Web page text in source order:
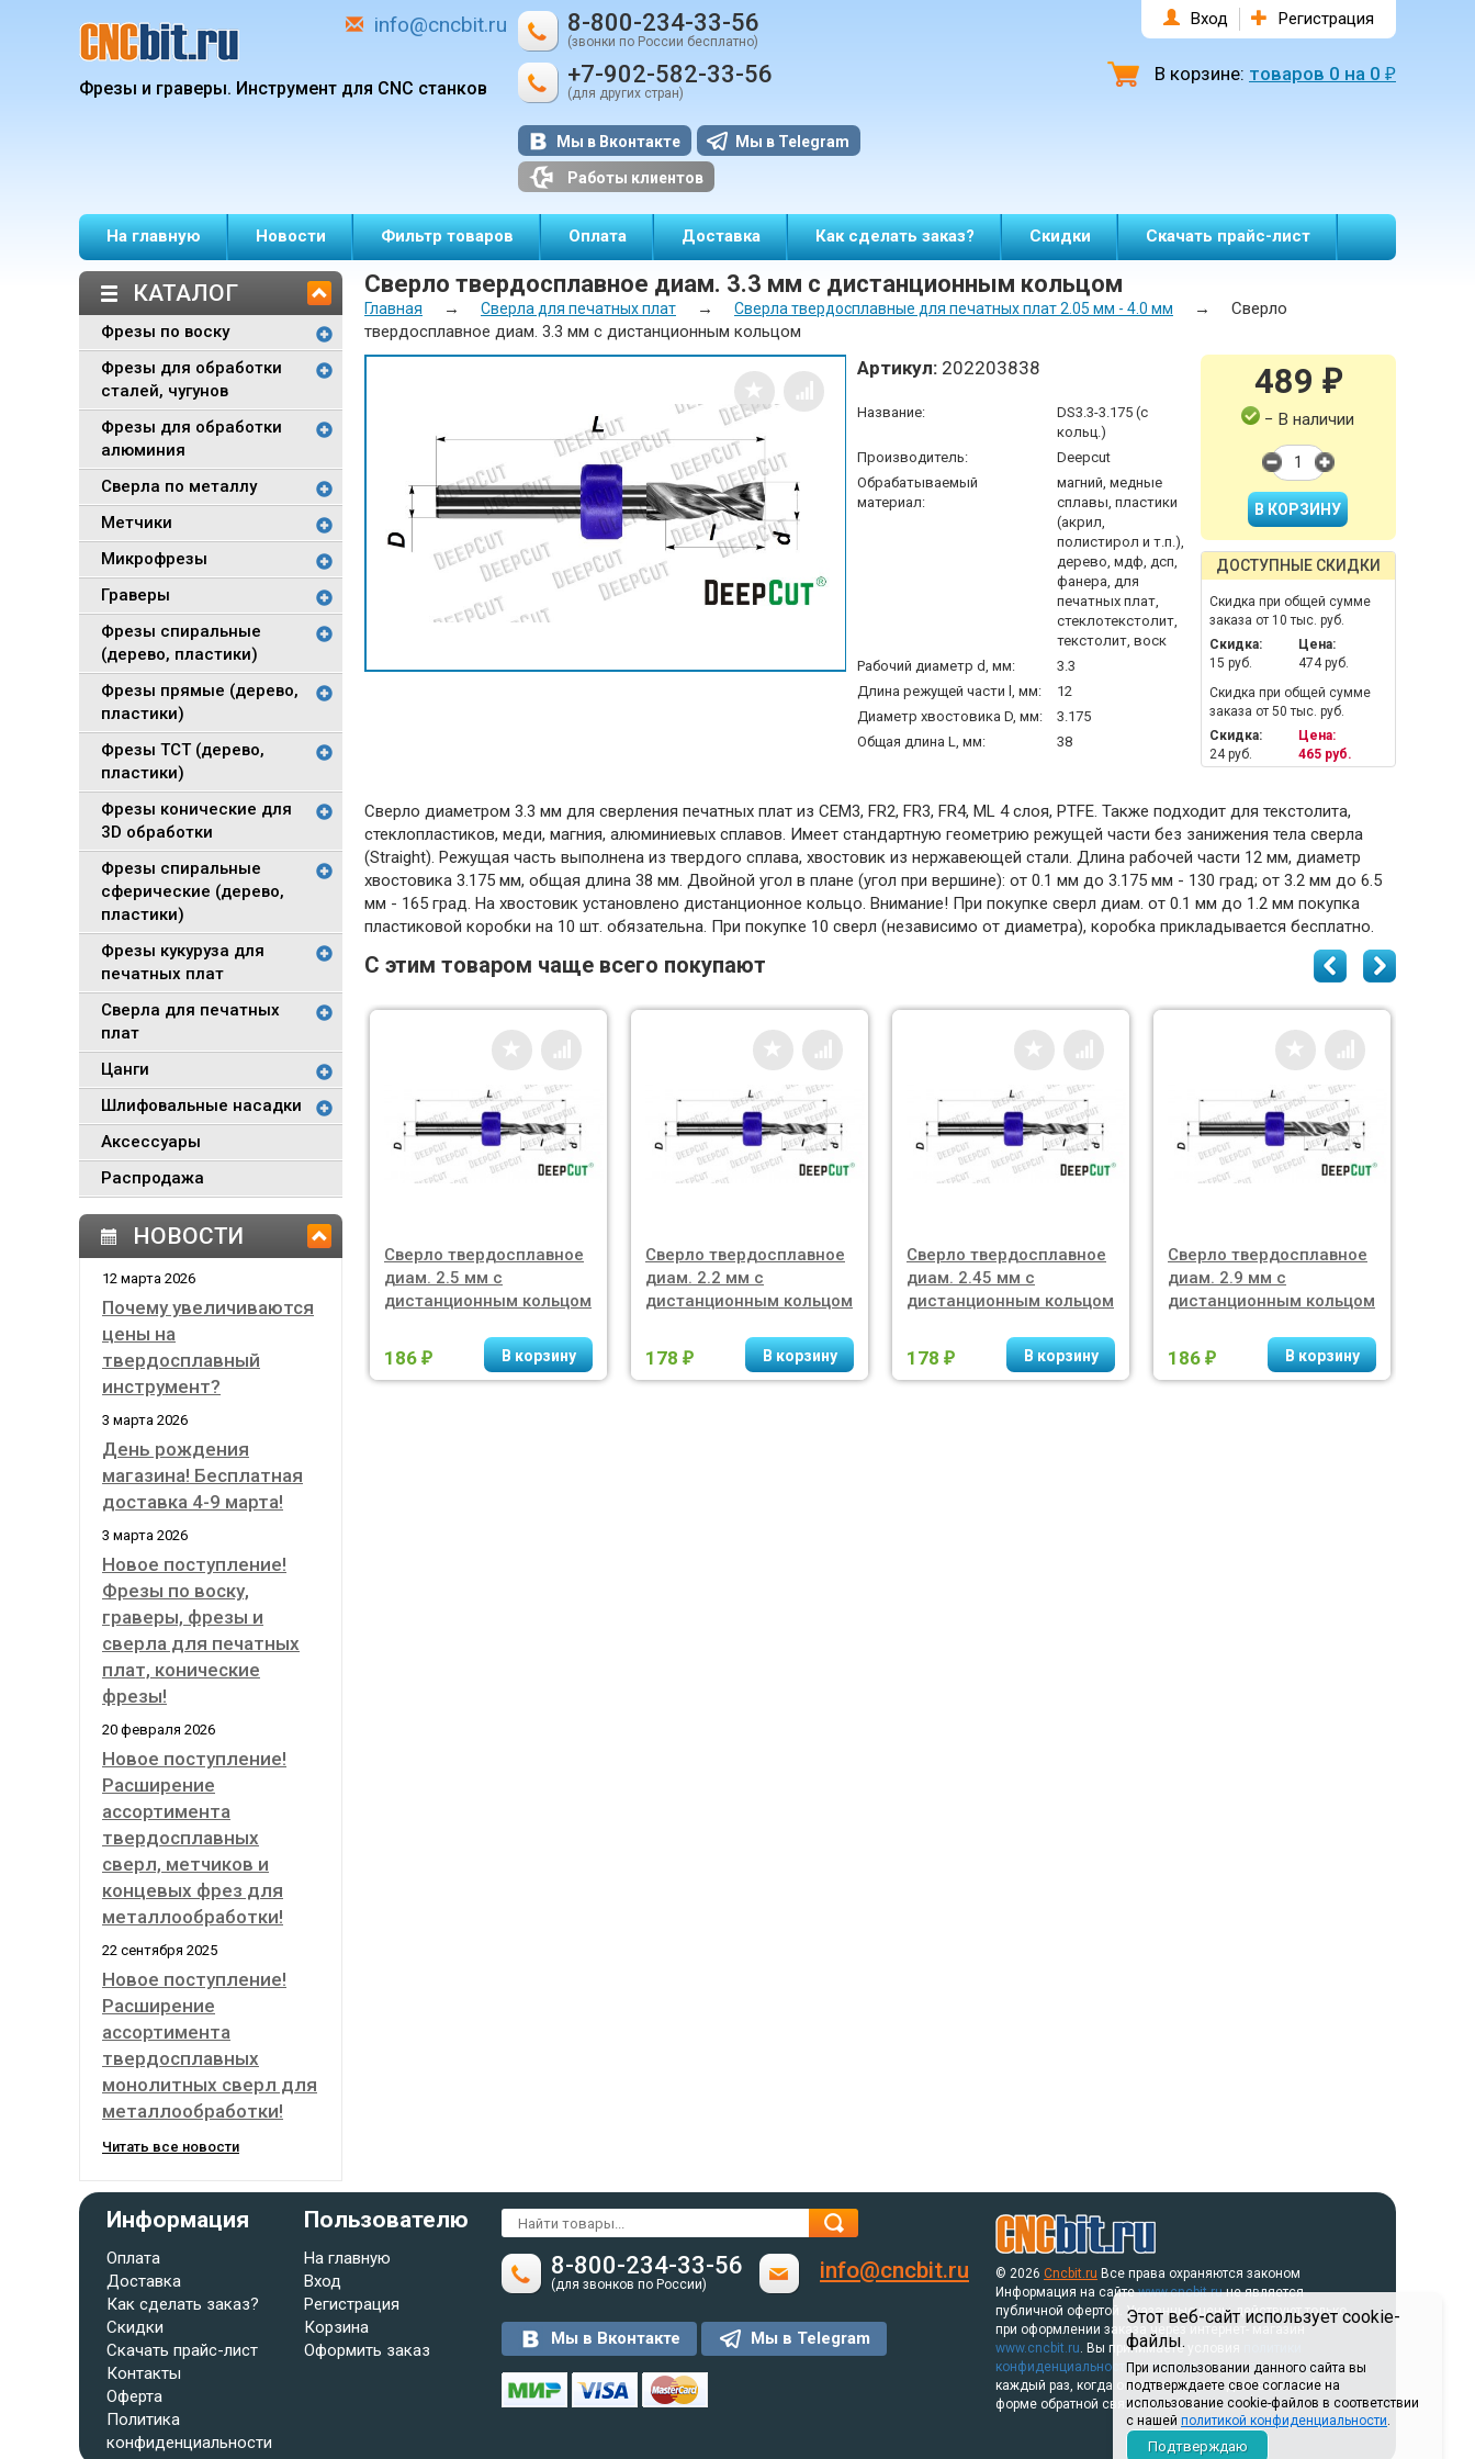
Этот веб-сайт использует cookie-
файлы.
При использовании данного сайта вы
подтверждаете свое согласие на
использование cookie-файлов в соответствии
с нашей политикой конфиденциальности.
Подтверждаю
info@cncbit.ru
Фрезы и граверы. Инструмент для CNC станков
8-800-234-33-56
(звонки по России бесплатно)
+7-902-582-33-56
(для других стран)
Мы в Вконтакте Мы в Telegram
Работы клиентов
Вход Регистрация
В корзине: товаров 0 на 0 ₽
На главную Новости Фильтр товаров Оплата Доставка Как сделать заказ? Скидки Скачать прайс-лист
КАТАЛОГ
Фрезы по воску
Фрезы для обработки
сталей, чугунов
Фрезы для обработки
алюминия
Сверла по металлу
Метчики
Микрофрезы
Граверы
Фрезы спиральные
(дерево, пластики)
Фрезы прямые (дерево,
пластики)
Фрезы TCT (дерево,
пластики)
Фрезы конические для
3D обработки
Фрезы спиральные
сферические (дерево,
пластики)
Фрезы кукуруза для
печатных плат
Сверла для печатных
плат
Цанги
Шлифовальные насадки
Аксессуары
Распродажа
НОВОСТИ
12 марта 2026
Почему увеличиваются
цены на
твердосплавный
инструмент?
3 марта 2026
День рождения
магазина! Бесплатная
доставка 4-9 марта!
3 марта 2026
Новое поступление!
Фрезы по воску,
граверы, фрезы и
сверла для печатных
плат, конические
фрезы!
20 февраля 2026
Новое поступление!
Расширение
ассортимента
твердосплавных
сверл, метчиков и
концевых фрез для
металлообработки!
22 сентября 2025
Новое поступление!
Расширение
ассортимента
твердосплавных
монолитных сверл для
металлообработки!
Читать все новости
Сверло твердосплавное диам. 3.3 мм с дистанционным кольцом
Главная → Сверла для печатных плат → Сверла твердосплавные для печатных плат 2.05 мм - 4.0 мм →
Сверло
твердосплавное диам. 3.3 мм с дистанционным кольцом
Артикул: 202203838
Название:
DS3.3-3.175 (с
кольц.)
Производитель:
Deepcut
Обрабатываемый
материал:
магний, медные
сплавы, пластики
(акрил,
полистирол и т.п.),
дерево, мдф, дсп,
фанера, для
печатных плат,
стеклотекстолит,
текстолит, воск
Рабочий диаметр d, мм:
3.3
Длина режущей части l, мм:
12
Диаметр хвостовика D, мм:
3.175
Общая длина L, мм:
38
489 ₽
− В наличии
ДОСТУПНЫЕ СКИДКИ
Скидка при общей сумме
заказа от 10 тыс. руб.
Скидка:
15 руб.
Цена:
474 руб.
Скидка при общей сумме
заказа от 50 тыс. руб.
Скидка:
24 руб.
Цена:
465 руб.
Сверло диаметром 3.3 мм для сверления печатных плат из CEM3, FR2, FR3, FR4, ML 4 слоя, PTFE. Также подходит для текстолита,
стеклопластиков, меди, магния, алюминиевых сплавов. Имеет стандартную геометрию режущей части без занижения тела сверла
(Straight). Режущая часть выполнена из твердого сплава, хвостовик из нержавеющей стали. Длина рабочей части 12 мм, диаметр
хвостовика 3.175 мм, общая длина 38 мм. Двойной угол в плане (угол при вершине): от 0.1 мм до 3.175 мм - 130 град; от 3.2 мм до 6.5
мм - 165 град. На хвостовик установлено дистанционное кольцо. Внимание! При покупке сверл диам. от 0.1 мм до 1.2 мм покупка
пластиковой коробки на 10 шт. обязательна. При покупке 10 сверл (независимо от диаметра), коробка прикладывается бесплатно.
С этим товаром чаще всего покупают
Сверло твердосплавное
диам. 2.5 мм с
дистанционным кольцом
186 ₽
Сверло твердосплавное
диам. 2.2 мм с
дистанционным кольцом
178 ₽
Сверло твердосплавное
диам. 2.45 мм с
дистанционным кольцом
178 ₽
Сверло твердосплавное
диам. 2.9 мм с
дистанционным кольцом
186 ₽
Информация
Оплата
Доставка
Как сделать заказ?
Скидки
Скачать прайс-лист
Контакты
Оферта
Политика
конфиденциальности
Пользователю
На главную
Вход
Регистрация
Корзина
Оформить заказ
8-800-234-33-56
(для звонков по России)
info@cncbit.ru
Мы в Вконтакте Мы в Telegram
© 2026 Cncbit.ru Все права охраняются законом
Информация на сайтеwww.cncbit.ruне является
публичной офертой. Указанные цены действуют только
при оформлении заказа через интернет- магазин
www.cncbit.ru. Вы принимаете условия
конфиденциальностиипользовательского соглашения
каждый раз, когда оставляете свои данные в любой
форме обратной связи на сайте.